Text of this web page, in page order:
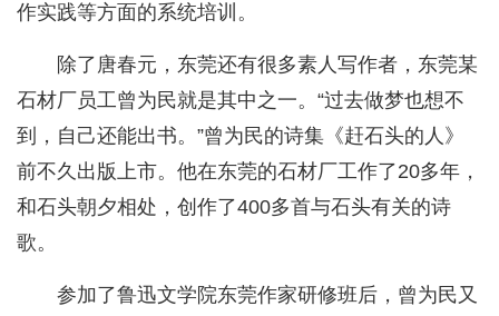
作实践等方面的系统培训。
除了唐春元，东莞还有很多素人写作者，东莞某
石材厂员工曾为民就是其中之一。“过去做梦也想不
到，自己还能出书。”曾为民的诗集《赶石头的人》
前不久出版上市。他在东莞的石材厂工作了20多年，
和石头朝夕相处，创作了400多首与石头有关的诗
歌。
参加了鲁迅文学院东莞作家研修班后，曾为民又